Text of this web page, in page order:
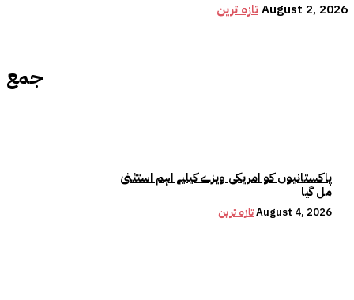
تازہ ترینAugust 2, 2026
جمع
پاکستانیوں کو امریکی ویزے کیلیے اہم استثنیٰ
مل گیا
تازہ ترینAugust 4, 2026